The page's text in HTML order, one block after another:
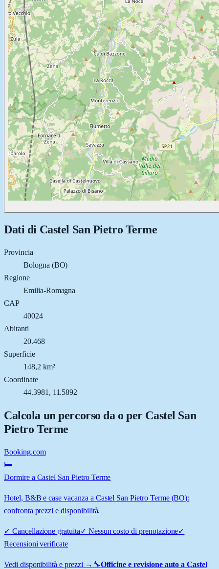
Dati di Castel San Pietro Terme
Provincia
Bologna (BO)
Regione
Emilia-Romagna
CAP
40024
Abitanti
20.468
Superficie
148,2 km²
Coordinate
44.3981, 11.5892
Calcola un percorso da o per Castel San
Pietro Terme
Booking.com
🛏️
Dormire a Castel San Pietro Terme
Hotel, B&B e case vacanza a Castel San Pietro Terme (BO):
confronta prezzi e disponibilità.
✓ Cancellazione gratuita✓ Nessun costo di prenotazione✓
Recensioni verificate
Vedi disponibilità e prezzi → 🔧Officine e revisione auto aCastel